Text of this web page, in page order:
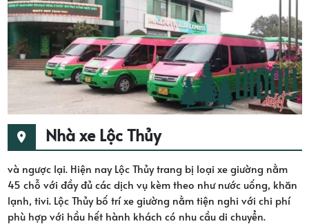
Nhà xe Lộc Thủy
và ngược lại. Hiện nay Lộc Thủy trang bị loại xe giường nằm
45 chỗ với đầy đủ các dịch vụ kèm theo như nước uống, khăn
lạnh, tivi. Lộc Thủy bố trí xe giường nằm tiện nghi với chi phí
phù hợp với hầu hết hành khách có nhu cầu di chuyển.